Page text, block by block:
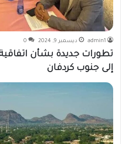
admin1 ديسمبر 9, 2024 0
تطورات جديدة بشأن
إلى جنوب كردفان